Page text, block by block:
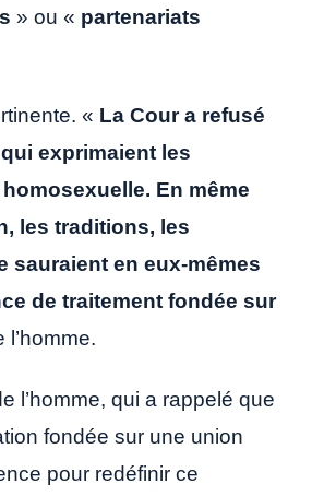
» ou « partenariats
« La Cour a refusé
exprimaient les
En même
les traditions, les
sauraient en eux-mêmes
de traitement fondée sur
l’homme, qui a rappelé que
fondée sur une union
pour redéfinir ce